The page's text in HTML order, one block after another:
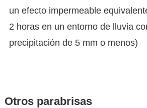
un efecto impermeable
2 horas en un entorno de lluvia
precipitación de 5 mm o menos)
Otros parabrisas